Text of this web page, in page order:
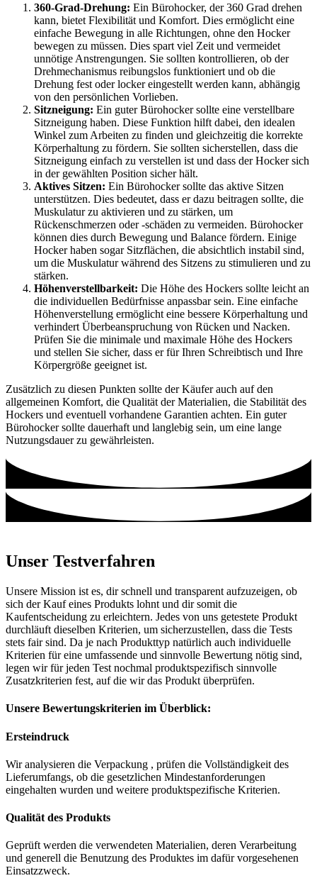
360-Grad-Drehung: Ein Bürohocker, der 360 Grad drehen
kann, bietet Flexibilität und Komfort. Dies ermöglicht eine
einfache Bewegung in alle Richtungen, ohne den Hocker
bewegen zu müssen. Dies spart viel Zeit und vermeidet
unnötige Anstrengungen. Sie sollten kontrollieren, ob der
Drehmechanismus reibungslos funktioniert und ob die
Drehung fest oder locker eingestellt werden kann, abhängig
von den persönlichen Vorlieben.
Sitzneigung: Ein guter Bürohocker sollte eine verstellbare
Sitzneigung haben. Diese Funktion hilft dabei, den idealen
Winkel zum Arbeiten zu finden und gleichzeitig die korrekte
Körperhaltung zu fördern. Sie sollten sicherstellen, dass die
Sitzneigung einfach zu verstellen ist und dass der Hocker sich
in der gewählten Position sicher hält.
Aktives Sitzen: Ein Bürohocker sollte das aktive Sitzen
unterstützen. Dies bedeutet, dass er dazu beitragen sollte, die
Muskulatur zu aktivieren und zu stärken, um
Rückenschmerzen oder -schäden zu vermeiden. Bürohocker
können dies durch Bewegung und Balance fördern. Einige
Hocker haben sogar Sitzflächen, die absichtlich instabil sind,
um die Muskulatur während des Sitzens zu stimulieren und zu
stärken.
Höhenverstellbarkeit: Die Höhe des Hockers sollte leicht an
die individuellen Bedürfnisse anpassbar sein. Eine einfache
Höhenverstellung ermöglicht eine bessere Körperhaltung und
verhindert Überbeanspruchung von Rücken und Nacken.
Prüfen Sie die minimale und maximale Höhe des Hockers
und stellen Sie sicher, dass er für Ihren Schreibtisch und Ihre
Körpergröße geeignet ist.
Zusätzlich zu diesen Punkten sollte der Käufer auch auf den
allgemeinen Komfort, die Qualität der Materialien, die Stabilität des
Hockers und eventuell vorhandene Garantien achten. Ein guter
Bürohocker sollte dauerhaft und langlebig sein, um eine lange
Nutzungsdauer zu gewährleisten.
Unser Testverfahren
Unsere Mission ist es, dir schnell und transparent aufzuzeigen, ob
sich der Kauf eines Produkts lohnt und dir somit die
Kaufentscheidung zu erleichtern. Jedes von uns getestete Produkt
durchläuft dieselben Kriterien, um sicherzustellen, dass die Tests
stets fair sind. Da je nach Produkttyp natürlich auch individuelle
Kriterien für eine umfassende und sinnvolle Bewertung nötig sind,
legen wir für jeden Test nochmal produktspezifisch sinnvolle
Zusatzkriterien fest, auf die wir das Produkt überprüfen.
Unsere Bewertungskriterien im Überblick:
Ersteindruck
Wir analysieren die Verpackung , prüfen die Vollständigkeit des
Lieferumfangs, ob die gesetzlichen Mindestanforderungen
eingehalten wurden und weitere produktspezifische Kriterien.
Qualität des Produkts
Geprüft werden die verwendeten Materialien, deren Verarbeitung
und generell die Benutzung des Produktes im dafür vorgesehenen
Einsatzzweck.